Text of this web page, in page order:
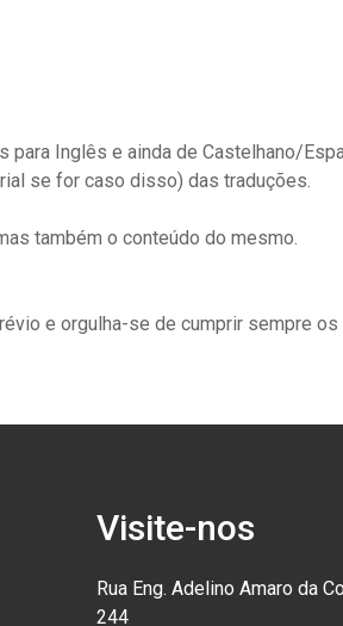
Inglês e ainda de Castelhano/
se for caso disso) das traduções.
também o conteúdo do mesmo.
e orgulha-se de cumprir sempre
Visite-nos
Rua Eng. Adelino Amaro da
244